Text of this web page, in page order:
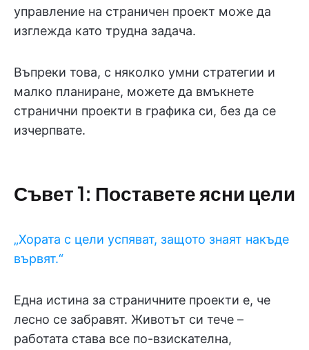
управление на страничен проект може да
изглежда като трудна задача.
Въпреки това, с няколко умни стратегии и
малко планиране, можете да вмъкнете
странични проекти в графика си, без да се
изчерпвате.
Съвет 1: Поставете ясни цели
„Хората с цели успяват, защото знаят накъде
вървят.“
Една истина за страничните проекти е, че
лесно се забравят. Животът си тече –
работата става все по-взискателна,